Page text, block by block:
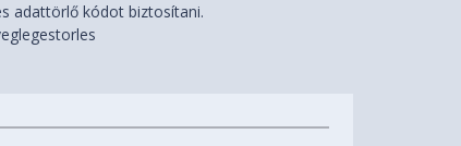
adattörlő kódot biztosítani.